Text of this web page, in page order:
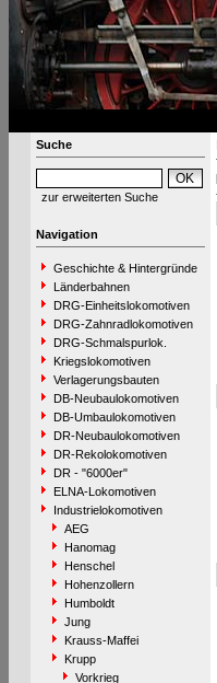
Suche
zur erweiterten Suche
Navigation
Geschichte & Hintergründe
Länderbahnen
DRG-Einheitslokomotiven
DRG-Zahnradlokomotiven
DRG-Schmalspurlok.
Kriegslokomotiven
Verlagerungsbauten
DB-Neubaulokomotiven
DB-Umbaulokomotiven
DR-Neubaulokomotiven
DR-Rekolokomotiven
DR - "6000er"
ELNA-Lokomotiven
Industrielokomotiven
AEG
Hanomag
Henschel
Hohenzollern
Humboldt
Jung
Krauss-Maffei
Krupp
Vorkrieg